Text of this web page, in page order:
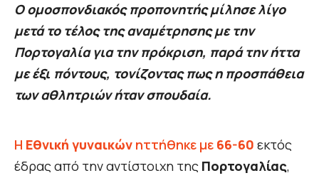
Ο ομοσπονδιακός προπονητής μίλησε λίγο
μετά το τέλος της αναμέτρησης με την
Πορτογαλία για την πρόκριση, παρά την ήττα
με έξι πόντους, τονίζοντας πως η προσπάθεια
των αθλητριών ήταν σπουδαία.
Η Εθνική γυναικών ηττήθηκε με 66-60 εκτός
έδρας από την αντίστοιχη της Πορτογαλίας,